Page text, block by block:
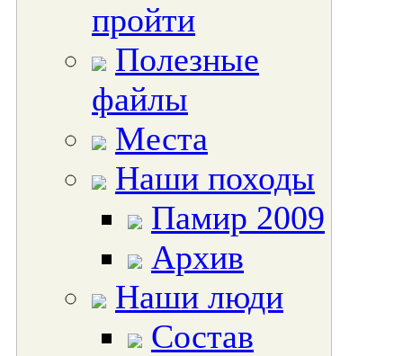
пройти
Полезные
файлы
Места
Наши походы
Памир 2009
Архив
Наши люди
Состав